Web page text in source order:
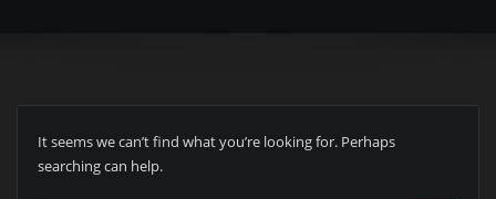
It seems we can’t find what you’re looking for. Perhaps
searching can help.